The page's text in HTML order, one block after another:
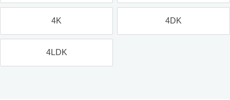
4K 4DK
4LDK